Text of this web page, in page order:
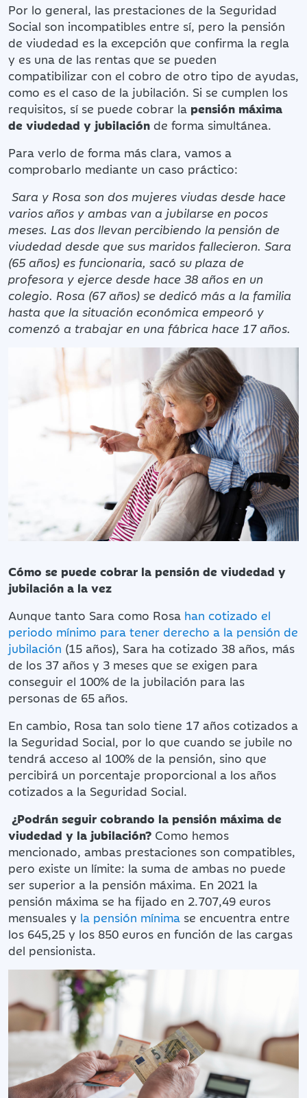
Por lo general, las prestaciones de la Seguridad
Social son incompatibles entre sí, pero la pensión
de viudedad es la excepción que confirma la regla
y es una de las rentas que se pueden
compatibilizar con el cobro de otro tipo de ayudas,
como es el caso de la jubilación. Si se cumplen los
requisitos, sí se puede cobrar la pensión máxima
de viudedad y jubilación de forma simultánea.
Para verlo de forma más clara, vamos a
comprobarlo mediante un caso práctico:
Sara y Rosa son dos mujeres viudas desde hace
varios años y ambas van a jubilarse en pocos
meses. Las dos llevan percibiendo la pensión de
viudedad desde que sus maridos fallecieron. Sara
(65 años) es funcionaria, sacó su plaza de
profesora y ejerce desde hace 38 años en un
colegio. Rosa (67 años) se dedicó más a la familia
hasta que la situación económica empeoró y
comenzó a trabajar en una fábrica hace 17 años.
Cómo se puede cobrar la pensión de viudedad y
jubilación a la vez
Aunque tanto Sara como Rosa han cotizado el
periodo mínimo para tener derecho a la pensión de
jubilación (15 años), Sara ha cotizado 38 años, más
de los 37 años y 3 meses que se exigen para
conseguir el 100% de la jubilación para las
personas de 65 años.
En cambio, Rosa tan solo tiene 17 años cotizados a
la Seguridad Social, por lo que cuando se jubile no
tendrá acceso al 100% de la pensión, sino que
percibirá un porcentaje proporcional a los años
cotizados a la Seguridad Social.
¿Podrán seguir cobrando la pensión máxima de
viudedad y la jubilación? Como hemos
mencionado, ambas prestaciones son compatibles,
pero existe un límite: la suma de ambas no puede
ser superior a la pensión máxima. En 2021 la
pensión máxima se ha fijado en 2.707,49 euros
mensuales y la pensión mínima se encuentra entre
los 645,25 y los 850 euros en función de las cargas
del pensionista.